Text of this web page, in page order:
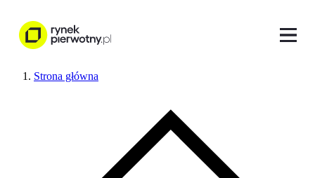
Strona główna